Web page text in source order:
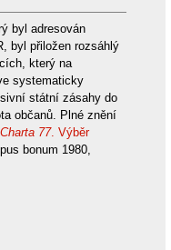
byl adresován
byl přiložen rozsáhlý
který na
systematicky
státní zásahy do
občanů. Plné znění
77. Výběr
bonum 1980,